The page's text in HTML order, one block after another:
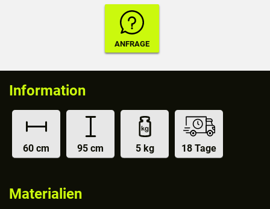
Information
60 cm 95 cm 5 kg 18 Tage
Materialien